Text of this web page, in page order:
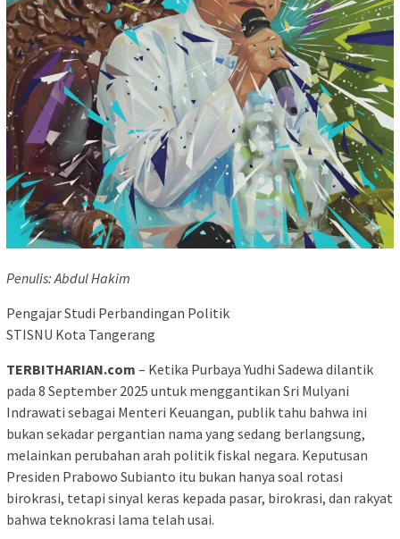
Penulis: Abdul Hakim
Pengajar Studi Perbandingan Politik
STISNU Kota Tangerang
TERBITHARIAN.com – Ketika Purbaya Yudhi Sadewa dilantik
pada 8 September 2025 untuk menggantikan Sri Mulyani
Indrawati sebagai Menteri Keuangan, publik tahu bahwa ini
bukan sekadar pergantian nama yang sedang berlangsung,
melainkan perubahan arah politik fiskal negara. Keputusan
Presiden Prabowo Subianto itu bukan hanya soal rotasi
birokrasi, tetapi sinyal keras kepada pasar, birokrasi, dan rakyat
bahwa teknokrasi lama telah usai.